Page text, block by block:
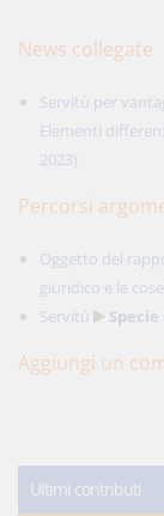
News collegate
Servitù per
Elementi
2023)
Percorsi
Oggetto del
giuridico e le cose
Servitù
Aggiungi un
Ultimi contributi